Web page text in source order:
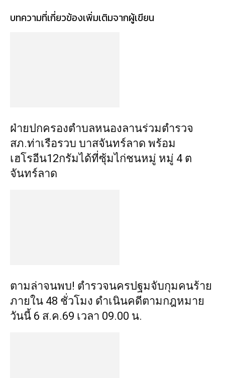
บทความที่เกี่ยวข้องเพิ่มเติมจากผู้เขียน
ฝ่ายปกครองตำบลหนองลานร่วมตำรวจ
สภ.ท่าเรือรวบ บาสจันทร์ลาด พร้อม
เฮโรอีน12กรัมได้ที่ซุ้มไก่ชนหมู่ หมู่ 4 ต
จันทร์ลาด
ตามล่าจนพบ! ตำรวจนครปฐมจับกุมคนร้าย
ภายใน 48 ชั่วโมง ดำเนินคดีตามกฎหมาย
วันนี้ 6 ส.ค.69 เวลา 09.00 น.